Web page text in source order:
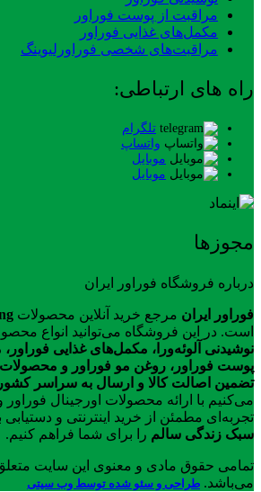
مراقبت از پوست فوراور
مکمل‌های غذایی فوراور
مراقبت‌های شخصی فوراورلیوینگ
راه های ارتباطی:
تلگرام
واتساپ
موبایل
موبایل
مجوزها
درباره فروشگاه فوراور ایران
فوراور ایران مرجع خرید آنلاین محصولات
است. در این فروشگاه می‌توانید انواع
نوشیدنی آلوئه‌ورا، مکمل‌های غذایی
پوست فوراور، روغن مو فوراور و
تضمین اصالت کالا و ارسال به سراسر کشور
می‌کنیم با ارائه محصولات اورجینال
تجربه‌ای مطمئن از خرید اینترنتی و دستیابی
سبک زندگی سالم را برای شما فراهم کنیم.
تمامی حقوق مادی و معنوی این سایت متعلق
می‌باشد. طراحی و سئو شده توسط وب سیتی